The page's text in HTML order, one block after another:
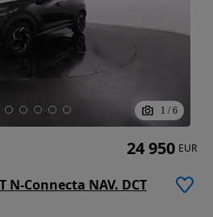
1 / 6
N-Connecta NAV. DCT
24 950 EUR